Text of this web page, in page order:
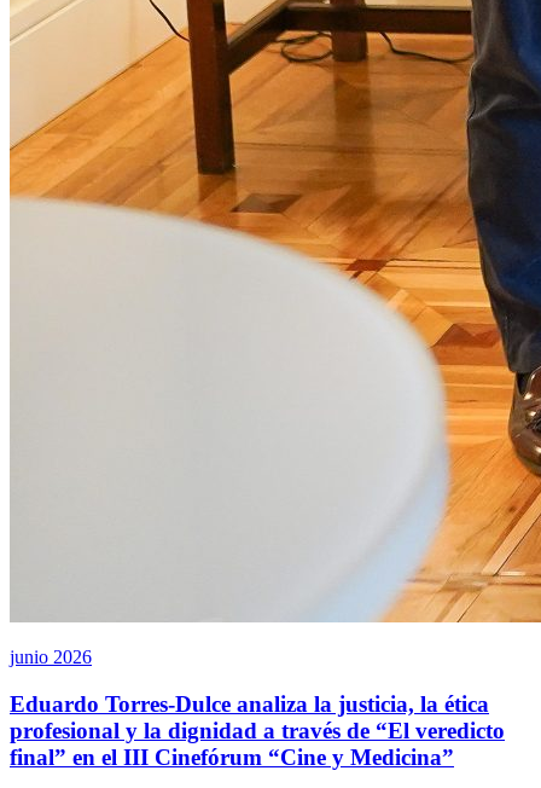
junio 2026
Eduardo Torres-Dulce analiza la justicia, la ética
profesional y la dignidad a través de “El veredicto
final” en el III Cinefórum “Cine y Medicina”